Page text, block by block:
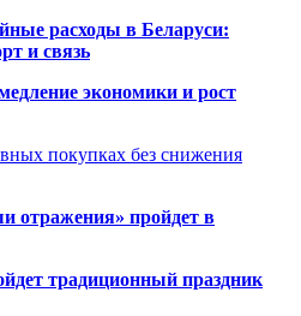
расходы в Беларуси:
и связь
экономики и рост
покупках без снижения
отражения» пройдет в
традиционный праздник